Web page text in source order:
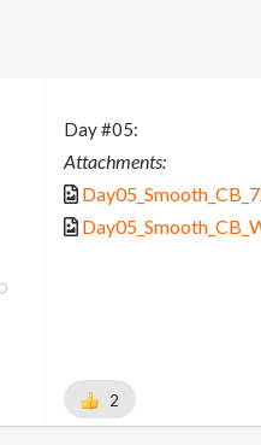
Day #05:
Attachments:
2